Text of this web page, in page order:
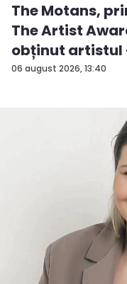
06 august 2026, 13:40
The Motans,
The Artist
obținut artistul